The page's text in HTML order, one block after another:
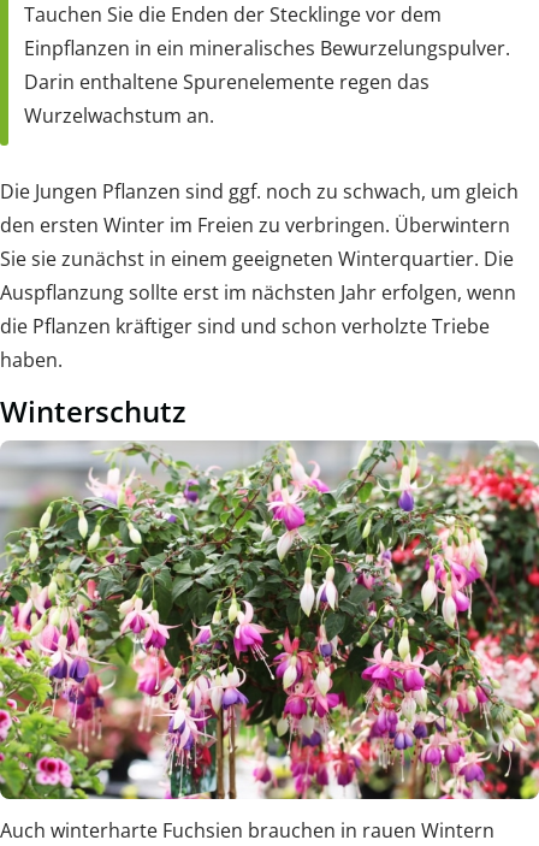
Tauchen Sie die Enden der Stecklinge vor dem
Einpflanzen in ein mineralisches Bewurzelungspulver.
Darin enthaltene Spurenelemente regen das
Wurzelwachstum an.
Die Jungen Pflanzen sind ggf. noch zu schwach, um gleich
den ersten Winter im Freien zu verbringen. Überwintern
Sie sie zunächst in einem geeigneten Winterquartier. Die
Auspflanzung sollte erst im nächsten Jahr erfolgen, wenn
die Pflanzen kräftiger sind und schon verholzte Triebe
haben.
Winterschutz
Auch winterharte Fuchsien brauchen in rauen Wintern